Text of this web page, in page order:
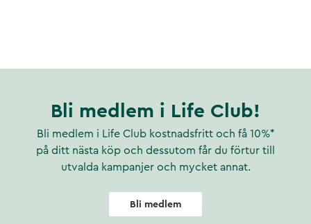
Bli medlem i Life Club!
Bli medlem i Life Club kostnadsfritt och få 10%*
på ditt nästa köp och dessutom får du förtur till
utvalda kampanjer och mycket annat.
Bli medlem